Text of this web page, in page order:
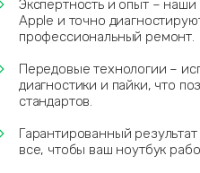
Экспертность и опыт – наши
Apple и точно
профессиональный ремонт.
Передовые технологии –
диагностики и пайки, что
стандартов.
Гарантированный
все, чтобы ваш ноутбук